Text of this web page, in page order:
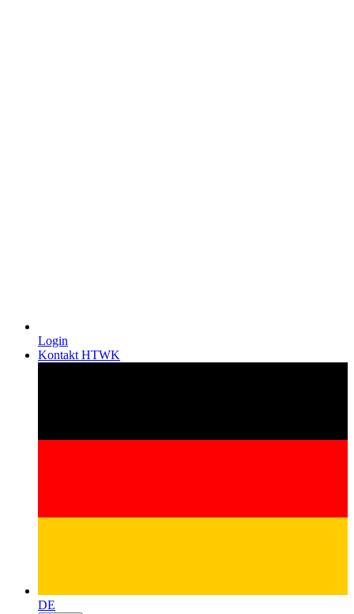
Login
Kontakt HTWK
DE